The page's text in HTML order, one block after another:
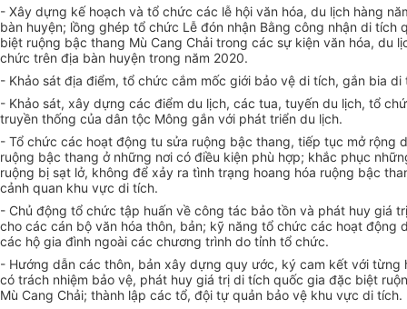
- Xây dựng kế hoạch và tổ chức các lễ hội văn hóa, du lịch hàng
bàn huyện; lồng ghép tổ chức Lễ đón nhận Bằng công nhận di tích
biệt ruộng bậc thang Mù Cang Chải trong các sự kiện văn hóa, du
chức trên địa bàn huyện trong năm 2020.
- Khảo sát địa điểm, tổ chức cắm mốc giới bảo vệ di tích, gắn bia di
- Khảo sát, xây dựng các điểm du lịch, các tua, tuyến du lịch, tổ
truyền thống của dân tộc Mông gắn với phát triển du lịch.
- Tổ chức các hoạt động tu sửa ruộng bậc thang, tiếp tục mở rộng
ruộng bậc thang ở những nơi có điều kiện phù hợp; khắc phục
ruộng bị sạt lở, không để xảy ra tình trạng hoang hóa ruộng bậc
cảnh quan khu vực di tích.
- Chủ động tổ chức tập huấn về công tác bảo tồn và phát huy giá
cho các cán bộ văn hóa thôn, bản; kỹ năng tổ chức các hoạt động
các hộ gia đình ngoài các chương trình do tỉnh tổ chức.
- Hướng dẫn các thôn, bản xây dựng quy ước, ký cam kết với từng
có trách nhiệm bảo vệ, phát huy giá trị di tích quốc gia đặc biệt
Mù Cang Chải; thành lập các tổ, đội tự quản bảo vệ khu vực di tích.